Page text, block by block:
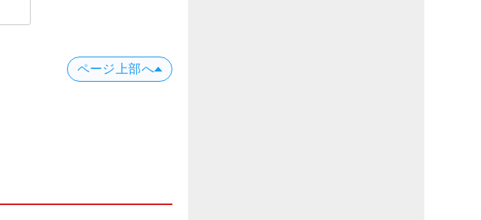
ページ上部へ